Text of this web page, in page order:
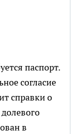
паспорт.
согласие
справки о
в